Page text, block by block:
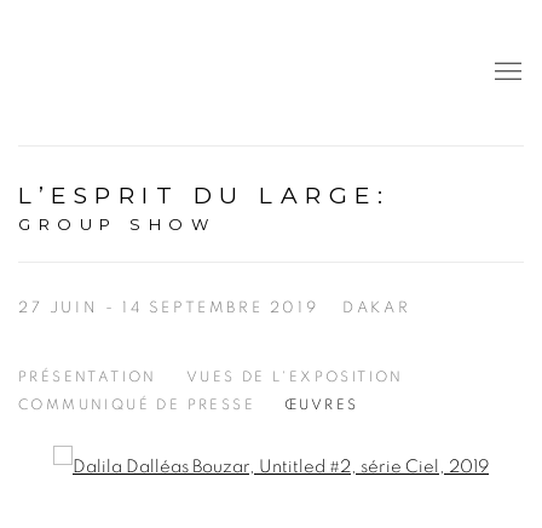
L’ESPRIT DU LARGE :
GROUP SHOW
27 JUIN - 14 SEPTEMBRE 2019 DAKAR
PRÉSENTATION
VUES DE L'EXPOSITION
COMMUNIQUÉ DE PRESSE
ŒUVRES
Open a larger version of the following image in a popup: